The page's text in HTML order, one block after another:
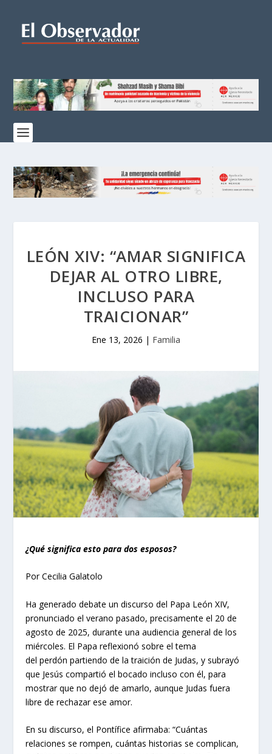
LEÓN XIV: “AMAR SIGNIFICA
DEJAR AL OTRO LIBRE,
INCLUSO PARA
TRAICIONAR”
Ene 13, 2026 | Familia
¿Qué significa esto para dos esposos?
Por Cecilia Galatolo
Ha generado debate un discurso del Papa León XIV,
pronunciado el verano pasado, precisamente el 20 de
agosto de 2025, durante una audiencia general de los
miércoles. El Papa reflexionó sobre el tema
del perdón partiendo de la traición de Judas, y subrayó
que Jesús compartió el bocado incluso con él, para
mostrar que no dejó de amarlo, aunque Judas fuera
libre de rechazar ese amor.
En su discurso, el Pontífice afirmaba: “Cuántas
relaciones se rompen, cuántas historias se complican,